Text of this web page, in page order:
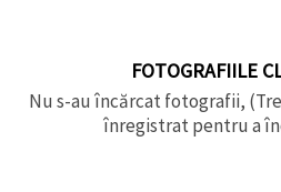
FOTOGRAFIILE
Nu s-au încărcat fotografii,
înregistrat pentru a